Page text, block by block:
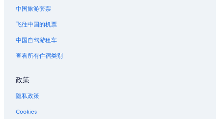
中国旅游套票
飞往中国的机票
中国自驾游租车
查看所有住宿类别
政策
隐私政策
Cookies